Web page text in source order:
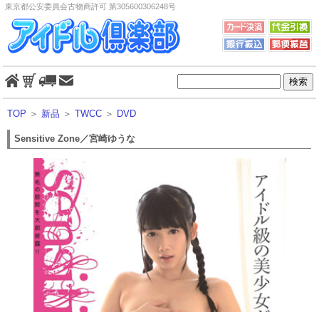
東京都公安委員会古物商許可 第305600306248号
TOP ＞ 新品 ＞TWCC ＞ DVD
Sensitive Zone／宮崎ゆうな